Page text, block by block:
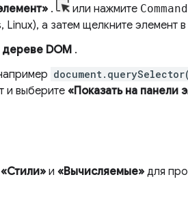
. или нажмите Command
Linux), а затем щелкните элемент
дереве DOM .
и выберите«Показать на панели
«Стили» и «Вычисляемые» для